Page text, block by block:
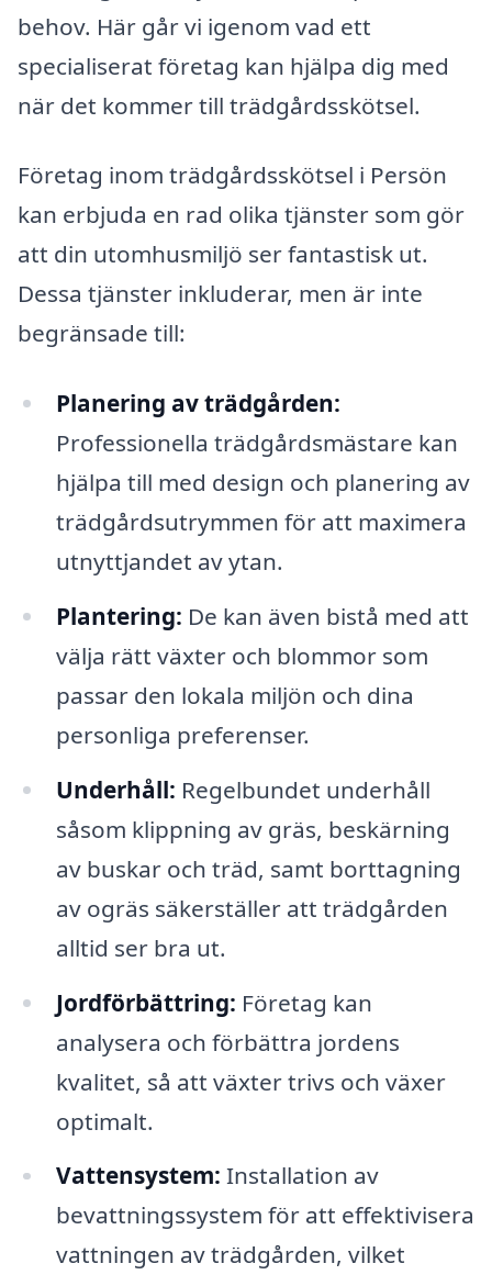
behov. Här går vi igenom vad ett
specialiserat företag kan hjälpa dig med
när det kommer till trädgårdsskötsel.
Företag inom trädgårdsskötsel i Persön
kan erbjuda en rad olika tjänster som gör
att din utomhusmiljö ser fantastisk ut.
Dessa tjänster inkluderar, men är inte
begränsade till:
Planering av trädgården:
Professionella trädgårdsmästare kan
hjälpa till med design och planering av
trädgårdsutrymmen för att maximera
utnyttjandet av ytan.
Plantering: De kan även bistå med att
välja rätt växter och blommor som
passar den lokala miljön och dina
personliga preferenser.
Underhåll: Regelbundet underhåll
såsom klippning av gräs, beskärning
av buskar och träd, samt borttagning
av ogräs säkerställer att trädgården
alltid ser bra ut.
Jordförbättring: Företag kan
analysera och förbättra jordens
kvalitet, så att växter trivs och växer
optimalt.
Vattensystem: Installation av
bevattningssystem för att effektivisera
vattningen av trädgården, vilket